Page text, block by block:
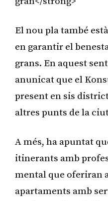
El nou pla també
en garantir el
grans. En aquest
anunicat que el
present en sis
altres punts de la
A més, ha apuntat
itinerants amb
mental que oferiran
apartaments amb